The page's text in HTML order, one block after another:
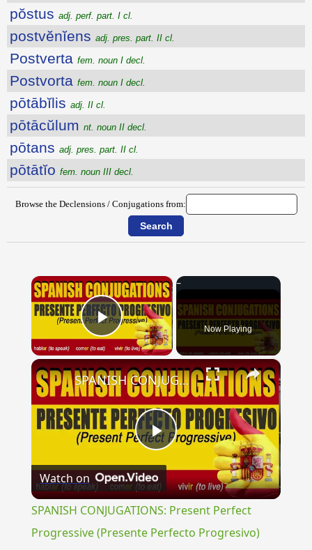
pŏstus adj. perf. part. I cl.
postvĕnĭens adj. pres. part. II cl.
Postverta fem. noun I decl.
Postvorta fem. noun I decl.
pōtābĭlis adj. II cl.
pōtācŭlum nt. noun II decl.
pōtans adj. pres. part. II cl.
pōtātĭo fem. noun III decl.
Browse the Declensions / Conjugations from:
×
Play Video Now Playing
×
Play
Video
SPANISH CONJUGATIONS: Present Perfect Progressive (Presente Perfecto Progresivo)
Watch on
SPANISH CONJUGATIONS: Present Perfect
Progressive (Presente Perfecto Progresivo)